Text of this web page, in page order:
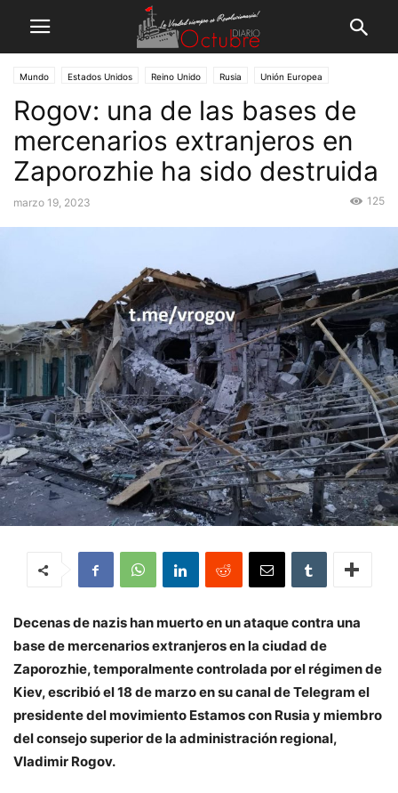
Mundo Estados Unidos Reino Unido Rusia Unión Europea
Rogov: una de las bases de
mercenarios extranjeros en
Zaporozhie ha sido destruida
marzo 19, 2023 125
Decenas de nazis han muerto en un ataque contra una
base de mercenarios extranjeros en la ciudad de
Zaporozhie, temporalmente controlada por el régimen de
Kiev, escribió el 18 de marzo en su canal de Telegram el
presidente del movimiento Estamos con Rusia y miembro
del consejo superior de la administración regional,
Vladimir Rogov.